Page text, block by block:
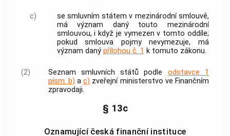
c) se smluvním státem v mezinárodní smlouvě,
má význam daný touto mezinárodní
smlouvou, i když je vymezen v tomto oddíle;
pokud smlouva pojmy nevymezuje, má
význam daný přílohou č. 1 k tomuto zákonu.
(2) Seznam smluvních států podle odstavce 1
písm. b) ac) zveřejní ministerstvo ve Finančním
zpravodaji.
§ 13c
Oznamující česká finanční instituce